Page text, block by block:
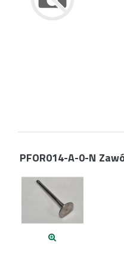
PFOR014-A-0-N